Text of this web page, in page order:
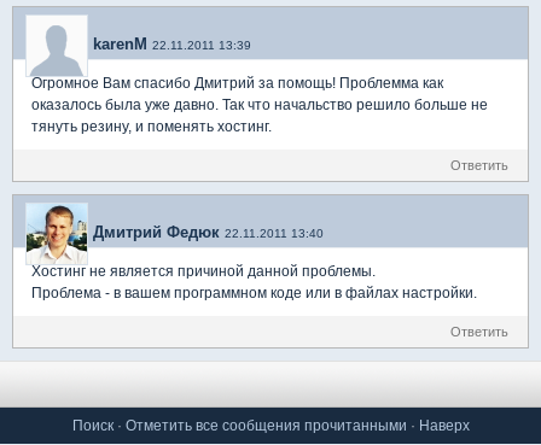
karenM 22.11.2011 13:39
Огромное Вам спасибо Дмитрий за помощь! Проблемма как
оказалось была уже давно. Так что начальство решило больше не
тянуть резину, и поменять хостинг.
Ответить
Дмитрий Федюк 22.11.2011 13:40
Хостинг не является причиной данной проблемы.
Проблема - в вашем программном коде или в файлах настройки.
Ответить
Поиск· Отметить все сообщения прочитанными · Наверх